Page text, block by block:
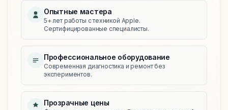
Опытные мастера
5+ лет работы с техникой Apple.
Сертифицированные специалисты.
Профессиональное оборудование
Современная диагностика и ремонт без
экспериментов.
Прозрачные цены